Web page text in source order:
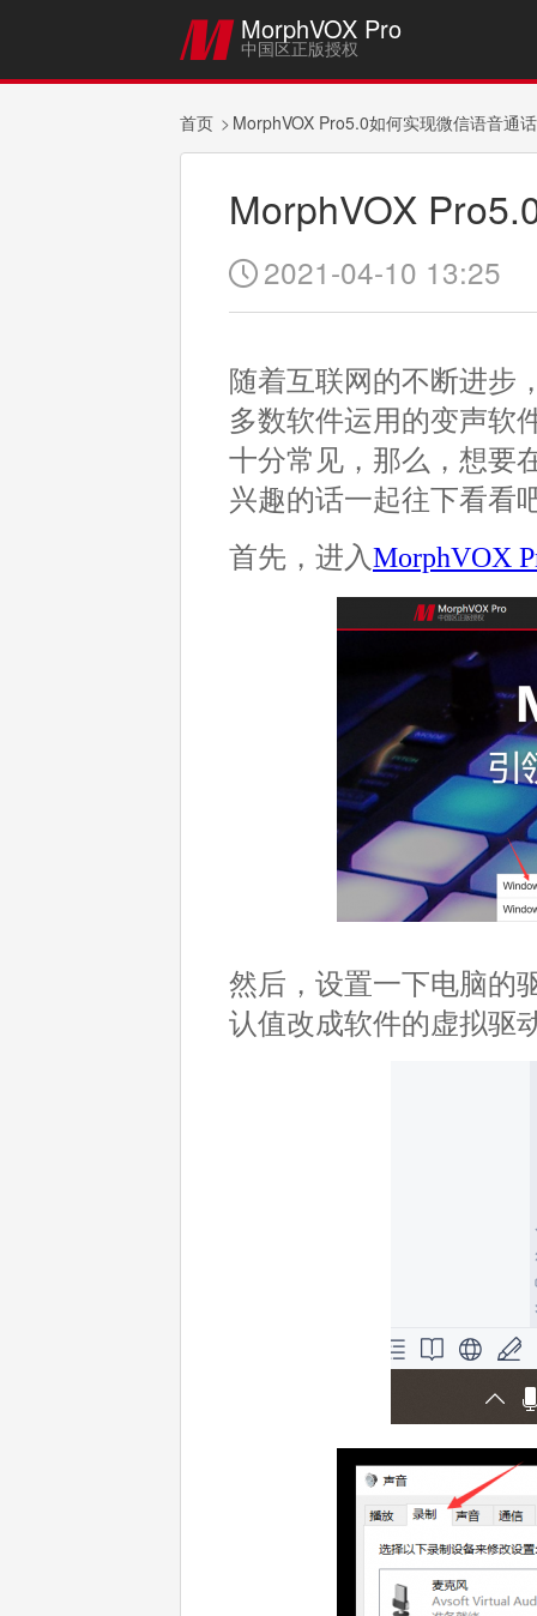
 MorphVOX Pro
中国区正版授权
首页 MorphVOX Pro5.0如何实现微信语音通
MorphVOX
 2021-04-10 13:25
随着互联网的不断进步
多数软件运用的变声软
十分常见，那么，想要
兴趣的话一起往下看看
首先，进入MorphVOX
然后，设置一下电脑的
认值改成软件的虚拟驱